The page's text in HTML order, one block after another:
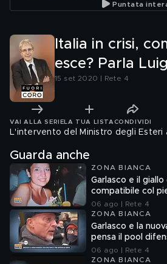
Puntata
Italia in crisi,
esce? Parla
15 set 2020 | Rete 4
VAI ALLA SERIE LA TUA LISTA CONDIVIDI
L'intervento del Ministro degli Esteri
Guarda anche
ZONA BIANCA
Garlasco e il giallo
compatibile col
06 ago | Rete 4
ZONA BIANCA
Garlasco e la
pensa il pool
06 ago | Rete 4
ZONA BIANCA